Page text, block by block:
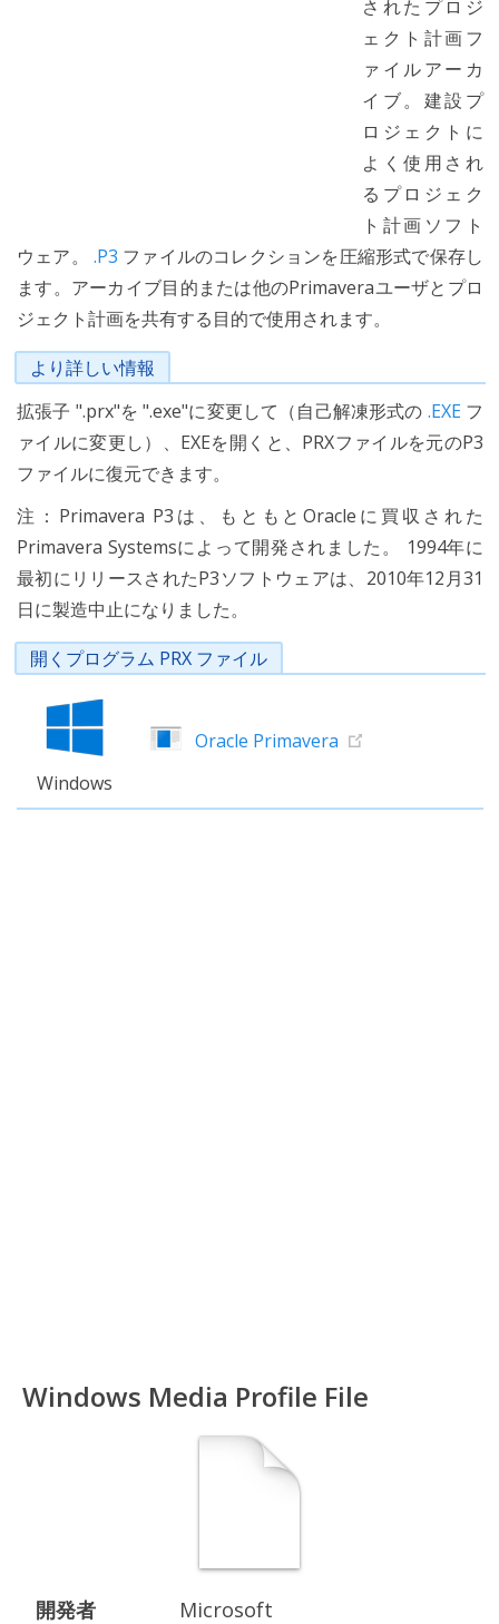
されたプロジ
ェクト計画フ
ァイルアーカ
イブ。建設プ
ロジェクトに
よく使用され
るプロジェク
ト計画ソフト
ウェア。 .P3 ファイルのコレクションを圧縮形式で保存し
ます。アーカイブ目的または他のPrimaveraユーザとプロ
ジェクト計画を共有する目的で使用されます。
より詳しい情報
拡張子 ".prx"を ".exe"に変更して（自己解凍形式の .EXEフ
ァイルに変更し）、EXEを開くと、PRXファイルを元のP3
ファイルに復元できます。
注：Primavera P3は、もともとOracleに買収された
Primavera Systemsによって開発されました。 1994年に
最初にリリースされたP3ソフトウェアは、2010年12月31
日に製造中止になりました。
開くプログラム PRX ファイル
Windows
Oracle Primavera
Windows Media Profile File
開発者
Microsoft